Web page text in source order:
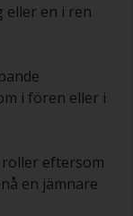
en i ren
i fören eller i
eftersom
en jämnare